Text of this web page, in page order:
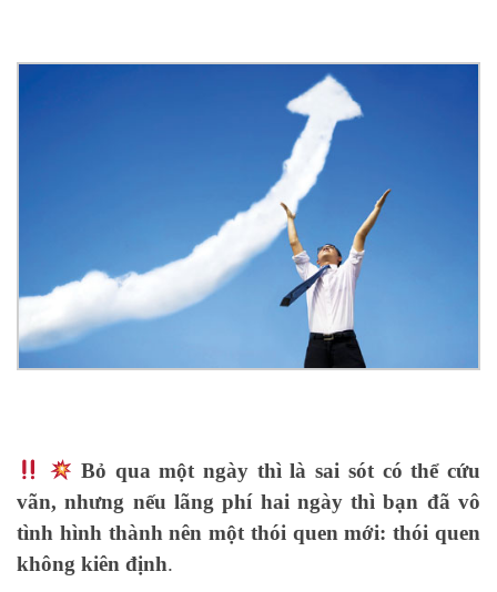
Bỏ qua một ngày thì là sai sót có thể cứu
vãn, nhưng nếu lãng phí hai ngày thì bạn đã vô
tình hình thành nên một thói quen mới: thói quen
không kiên định.